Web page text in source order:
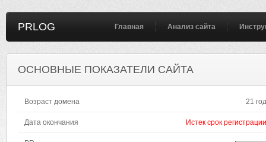
PRLOG Главная Анализ сайта
ОСНОВНЫЕ ПОКАЗАТЕЛИ САЙТА
Возраст домена 21 год
Дата окончания Истек срок регистрации